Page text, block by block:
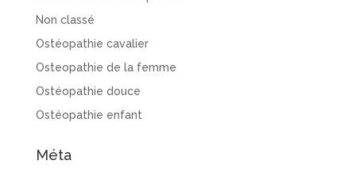
Non classé
Ostéopathie cavalier
Osteopathie de la femme
Ostéopathie douce
Ostéopathie enfant
Méta